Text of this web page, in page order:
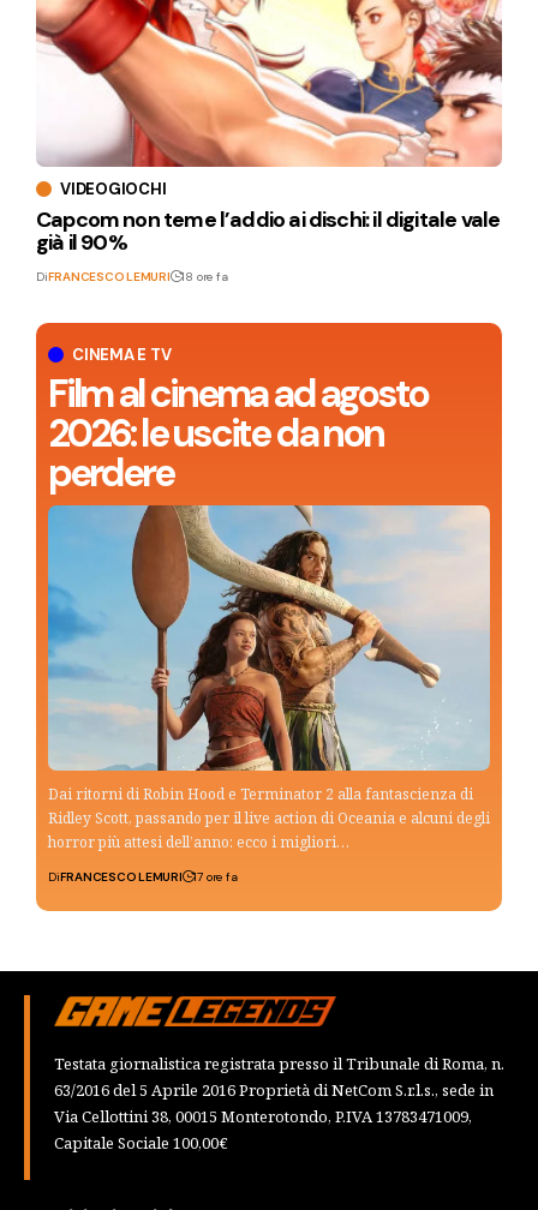
CINEMA E TV
Film al cinema ad agosto
2026: le uscite da non
perdere
Dai ritorni di Robin Hood e Terminator 2 alla fantascienza di
Ridley Scott, passando per il live action di Oceania e alcuni degli
horror più attesi dell’anno: ecco i migliori…
DiFRANCESCO LEMURI 17 ore fa
VIDEOGIOCHI
Capcom non teme l’addio ai dischi: il digitale vale
già il 90%
DiFRANCESCO LEMURI 18 ore fa
Testata giornalistica registrata presso il Tribunale di Roma, n.
63/2016 del 5 Aprile 2016 Proprietà di NetCom S.r.l.s., sede in
Via Cellottini 38, 00015 Monterotondo, P.IVA 13783471009,
Capitale Sociale 100,00€